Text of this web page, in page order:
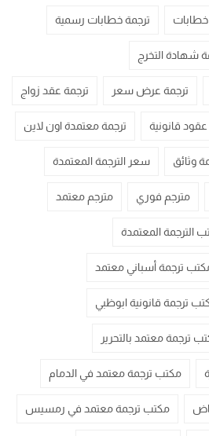
خطابات ترجمة خطابات رسمية
شهادة التخرج
ترجمة عرض سعر ترجمة عقد زواج
قانونية ترجمة معتمدة اون لاين
وثائق سعر الترجمة المعتمدة
مترجم فوري مترجم معتمد
الترجمة المعتمدة
ترجمة أسباني معتمد
ترجمة قانونية ابوظبي
ترجمة معتمد بالتحرير
مكتب ترجمة معتمد في الدمام
مكتب ترجمة معتمد في رمسيس